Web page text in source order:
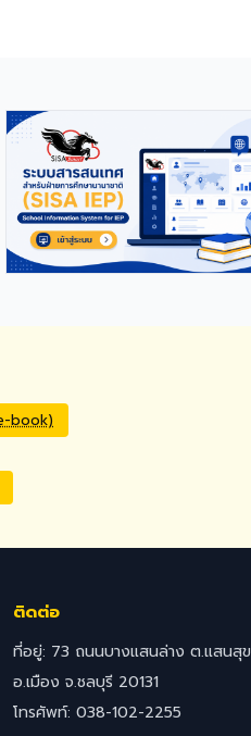
book)
ติดต่อ
ที่อยู่: 73 ถนนบางแสนล่าง ต.แสนสุข
อ.เมือง จ.ชลบุรี 20131
โทรศัพท์: 038-102-2255